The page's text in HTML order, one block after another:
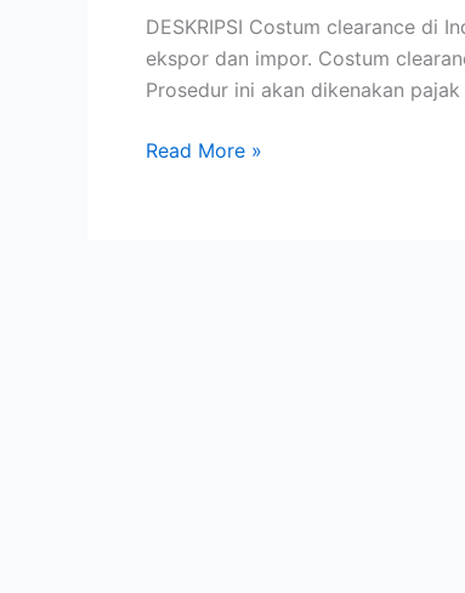
DESKRIPSI Costum clearance di
ekspor dan impor. Costum
Prosedur ini akan dikenakan
Customs
Clearance
Read More »